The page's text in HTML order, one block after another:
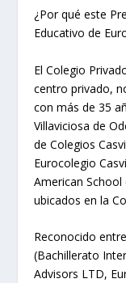
¿Por qué este
Educativo de
El Colegio
centro privado,
con más de 35
Villaviciosa de
de Colegios
Eurocolegio
American
ubicados en la
Reconocido
(Bachillerato
Advisors LTD,